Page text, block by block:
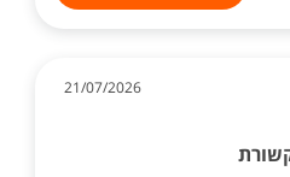
21/07/2026